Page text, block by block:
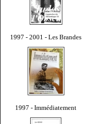
1997 - 2001 - Les Brandes
1997 - Immédiatement